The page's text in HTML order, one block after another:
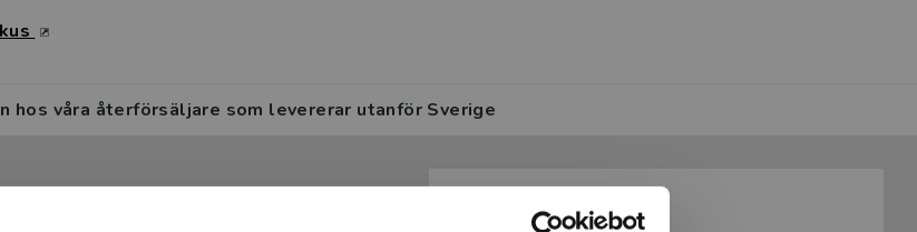
hos våra återförsäljare som levererar utanför Sverige